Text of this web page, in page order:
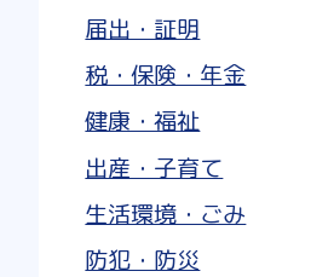
届出・証明
税・保険・年金
健康・福祉
出産・子育て
生活環境・ごみ
防犯・防災